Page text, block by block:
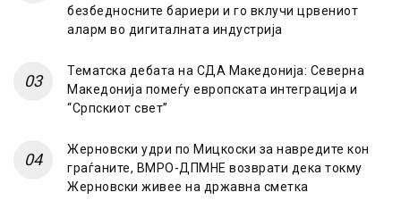
безбедносните бариери и го вклучи црвениот
аларм во дигиталната индустрија
Тематска дебата на СДА Македонија: Северна
Македонија помеѓу европската интеграција и
“Српскиот свет”
Жерновски удри по Мицкоски за навредите кон
граѓаните, ВМРО-ДПМНЕ возврати дека токму
Жерновски живее на државна сметка